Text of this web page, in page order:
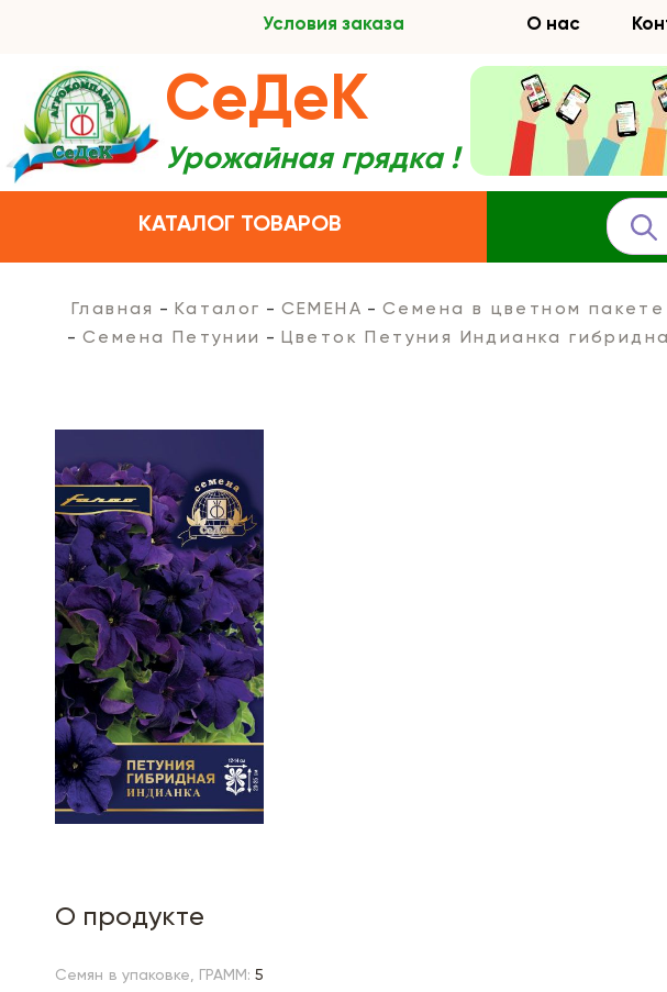
Условия заказа О нас
КАТАЛОГ ТОВАРОВ
СеДеК
Урожайная грядка !
Главная Каталог СЕМЕНА Семена в цветном пакете
Семена Петунии
Цветок Петуния Индианка
О продукте
Семян в упаковке, ГРАММ: 5